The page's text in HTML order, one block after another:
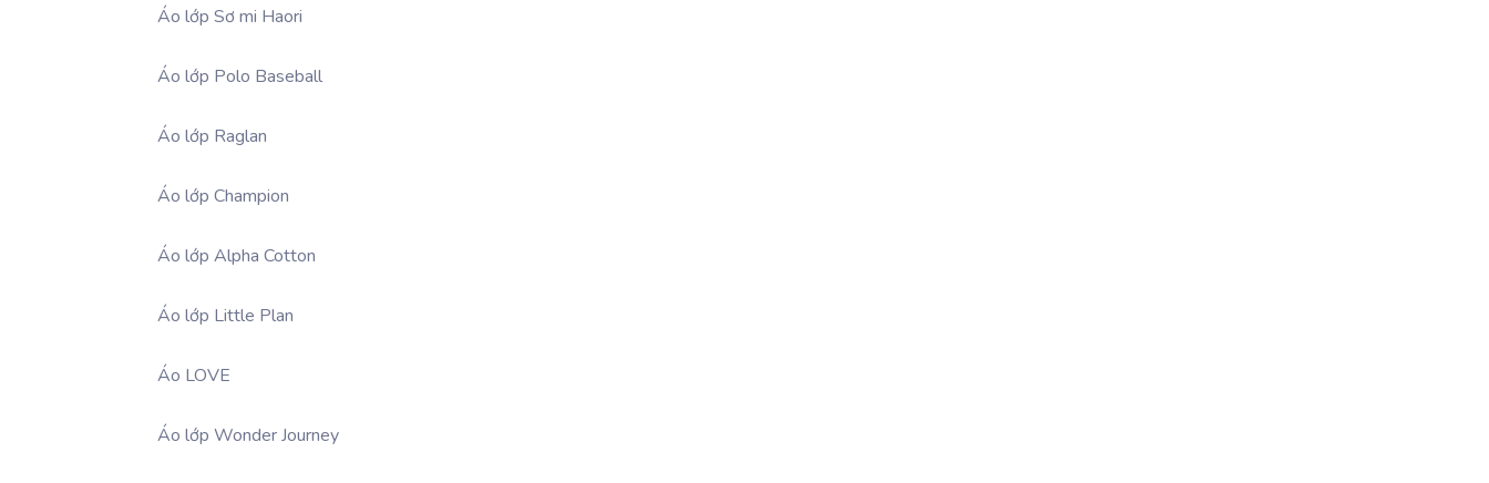
Áo lớp Sơ mi Haori
Áo lớp Polo Baseball
Áo lớp Raglan
Áo lớp Champion
Áo lớp Alpha Cotton
Áo lớp Little Plan
Áo LOVE
Áo lớp Wonder Journey